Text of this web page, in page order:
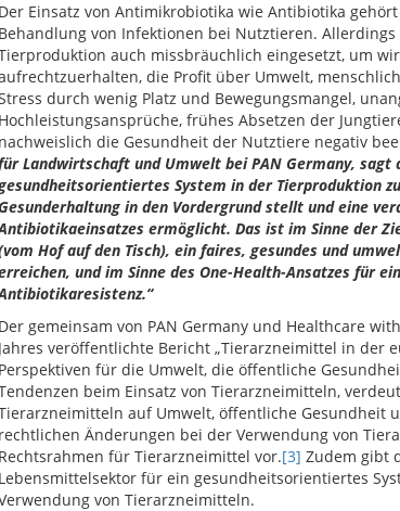
Der Einsatz von Antimikrobiotika wie Antibiotika
Behandlung von Infektionen bei Nutztieren.
auch missbräuchlich eingesetzt, um
die Profit über Umwelt,
durch wenig Platz und Bewegungsmangel,
Hochleistungsansprüche, frühes Absetzen der
nachweislich die Gesundheit der Nutztiere negativ
Landwirtschaft und Umwelt bei PAN Germany, sagt
System in der Tierproduktion
Gesunderhaltung in den Vordergrund stellt und eine
ermöglicht. Das ist im Sinne der
Hof auf den Tisch), ein faires, gesundes und
und im Sinne des One-Health-Ansatzes für
Der gemeinsam von PAN Germany und Healthcare
Jahres veröffentlichte Bericht „Tierarzneimittel in der
Perspektiven für die Umwelt, die öffentliche
beim Einsatz von Tierarzneimitteln,
auf Umwelt, öffentliche Gesundheit
rechtlichen Änderungen bei der Verwendung von
Rechtsrahmen für Tierarzneimittel vor.[3] Zudem gibt
Lebensmittelsektor für ein gesundheitsorientiertes
von Tierarzneimitteln.